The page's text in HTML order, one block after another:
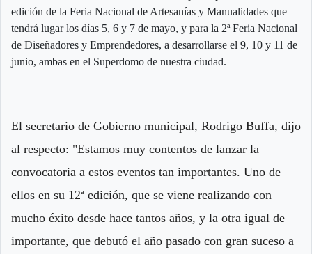
edición de la Feria Nacional de Artesanías y Manualidades que
tendrá lugar los días 5, 6 y 7 de mayo, y para la 2ª Feria Nacional
de Diseñadores y Emprendedores, a desarrollarse el 9, 10 y 11 de
junio, ambas en el Superdomo de nuestra ciudad.
El secretario de Gobierno municipal, Rodrigo Buffa, dijo
al respecto: "Estamos muy contentos de lanzar la
convocatoria a estos eventos tan importantes. Uno de
ellos en su 12ª edición, que se viene realizando con
mucho éxito desde hace tantos años, y la otra igual de
importante, que debutó el año pasado con gran suceso a